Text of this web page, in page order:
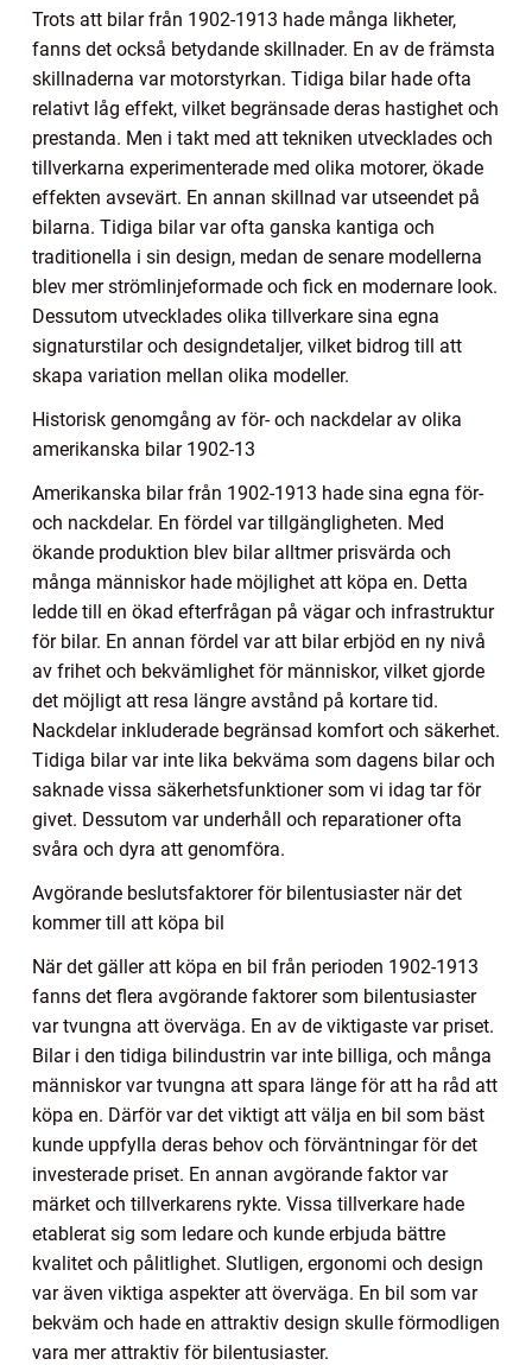
Trots att bilar från 1902-1913 hade många likheter,
fanns det också betydande skillnader. En av de främsta
skillnaderna var motorstyrkan. Tidiga bilar hade ofta
relativt låg effekt, vilket begränsade deras hastighet och
prestanda. Men i takt med att tekniken utvecklades och
tillverkarna experimenterade med olika motorer, ökade
effekten avsevärt. En annan skillnad var utseendet på
bilarna. Tidiga bilar var ofta ganska kantiga och
traditionella i sin design, medan de senare modellerna
blev mer strömlinjeformade och fick en modernare look.
Dessutom utvecklades olika tillverkare sina egna
signaturstilar och designdetaljer, vilket bidrog till att
skapa variation mellan olika modeller.
Historisk genomgång av för- och nackdelar av olika
amerikanska bilar 1902-13
Amerikanska bilar från 1902-1913 hade sina egna för-
och nackdelar. En fördel var tillgängligheten. Med
ökande produktion blev bilar alltmer prisvärda och
många människor hade möjlighet att köpa en. Detta
ledde till en ökad efterfrågan på vägar och infrastruktur
för bilar. En annan fördel var att bilar erbjöd en ny nivå
av frihet och bekvämlighet för människor, vilket gjorde
det möjligt att resa längre avstånd på kortare tid.
Nackdelar inkluderade begränsad komfort och säkerhet.
Tidiga bilar var inte lika bekväma som dagens bilar och
saknade vissa säkerhetsfunktioner som vi idag tar för
givet. Dessutom var underhåll och reparationer ofta
svåra och dyra att genomföra.
Avgörande beslutsfaktorer för bilentusiaster när det
kommer till att köpa bil
När det gäller att köpa en bil från perioden 1902-1913
fanns det flera avgörande faktorer som bilentusiaster
var tvungna att överväga. En av de viktigaste var priset.
Bilar i den tidiga bilindustrin var inte billiga, och många
människor var tvungna att spara länge för att ha råd att
köpa en. Därför var det viktigt att välja en bil som bäst
kunde uppfylla deras behov och förväntningar för det
investerade priset. En annan avgörande faktor var
märket och tillverkarens rykte. Vissa tillverkare hade
etablerat sig som ledare och kunde erbjuda bättre
kvalitet och pålitlighet. Slutligen, ergonomi och design
var även viktiga aspekter att överväga. En bil som var
bekväm och hade en attraktiv design skulle förmodligen
vara mer attraktiv för bilentusiaster.